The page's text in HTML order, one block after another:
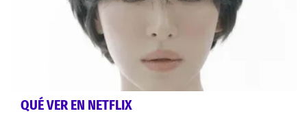
QUÉ VER EN NETFLIX